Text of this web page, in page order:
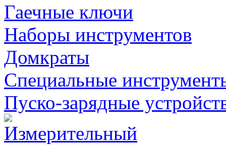
Гаечные ключи
Наборы инструментов
Домкраты
Специальные
Пуско-зарядные